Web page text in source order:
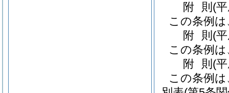
附 則 (
この条例
附 則 (
この条例
附 則 (
この条例